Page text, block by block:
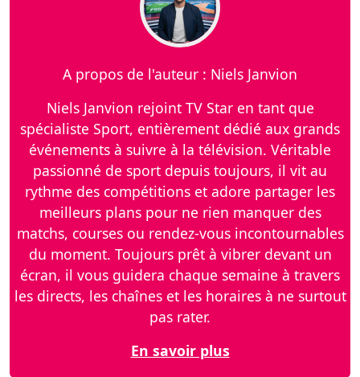
A propos de l'auteur : Niels Janvion
Niels Janvion rejoint TV Star en tant que
spécialiste Sport, entièrement dédié aux grands
événements à suivre à la télévision. Véritable
passionné de sport depuis toujours, il vit au
rythme des compétitions et adore partager les
meilleurs plans pour ne rien manquer des
matchs, courses ou rendez-vous incontournables
du moment. Toujours prêt à vibrer devant un
écran, il vous guidera chaque semaine à travers
les directs, les chaînes et les horaires à ne surtout
pas rater.
En savoir plus